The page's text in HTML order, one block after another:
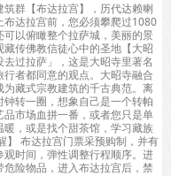
群【布达拉宫】，历代达赖喇
达拉宫前，您必须攀爬过1080
以俯瞰整个拉萨城，美丽的景
传佛教信徒心中的圣地【大昭
过拉萨」，这是大昭寺里著名
者都同意的观点。大昭寺融合
藏式宗教建筑的千古典范。离
转一圈，想象自己是一个转帕
市场血拼一番，或者您只是单
，或是找个甜茶馆，学习藏族
】 布达拉宫门票采预购制，并有
时间，弹性调整行程顺序。进
险物品，进入布达拉宫后，禁